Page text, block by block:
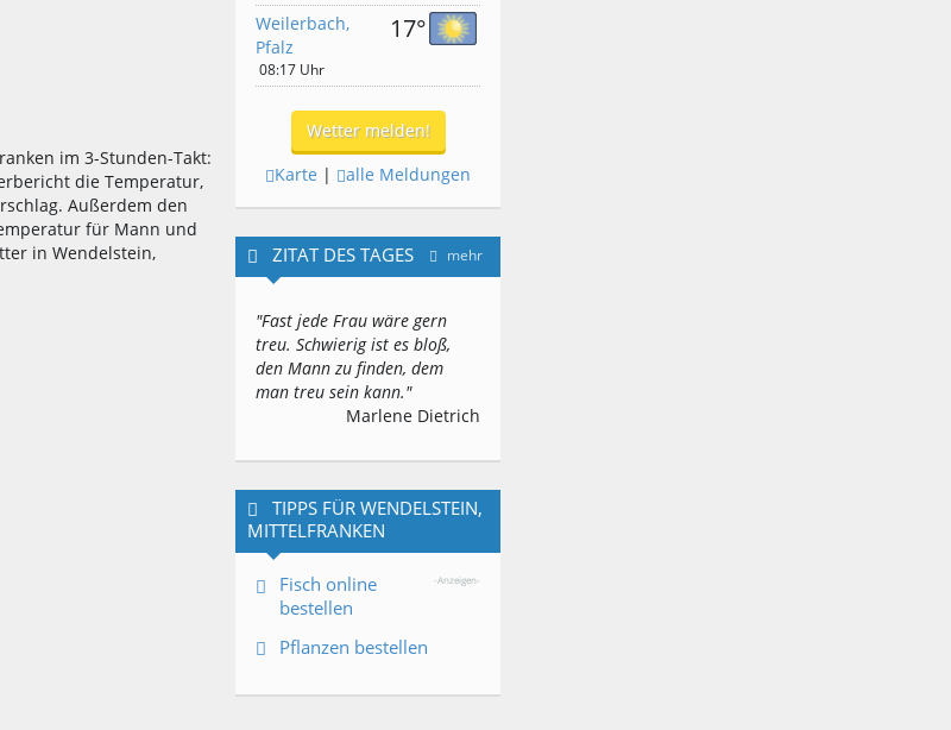
im 3-Stunden-Takt:
die Temperatur,
Außerdem den
für Mann und
in Wendelstein,
Weilerbach,
Pfalz
08:17 Uhr
17°
Wetter melden!
Karte | alle Meldungen
mehr
ZITAT DES TAGES
"Fast jede Frau wäre gern
treu. Schwierig ist es bloß,
den Mann zu finden, dem
man treu sein kann."
Marlene Dietrich
TIPPS FÜR WENDELSTEIN,
MITTELFRANKEN
-Anzeigen-
Fisch online
bestellen
Pflanzen bestellen